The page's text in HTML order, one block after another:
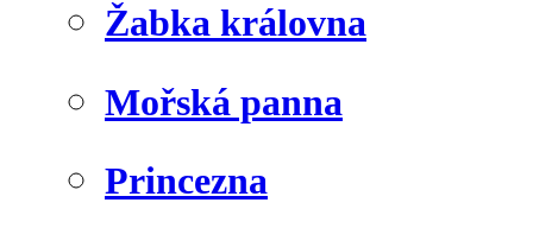
Žabka královna
Mořská panna
Princezna